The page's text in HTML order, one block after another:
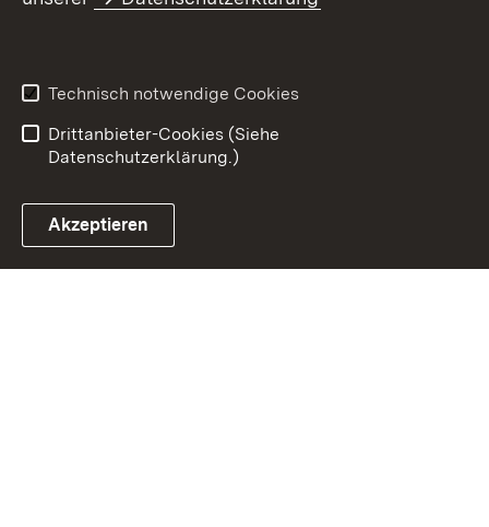
Technisch notwendige Cookies
Drittanbieter-Cookies (Siehe
Datenschutzerklärung.)
Akzeptieren